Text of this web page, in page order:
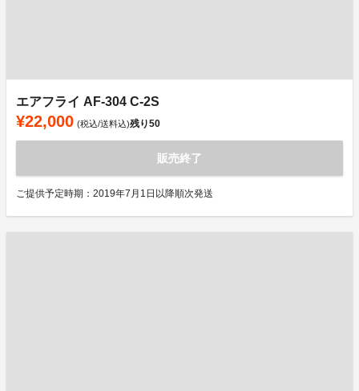
エアフライ AF-304 C-2S
¥22,000 (税込/送料込)残り50
販売終了
ご提供予定時期：2019年7月1日以降順次発送